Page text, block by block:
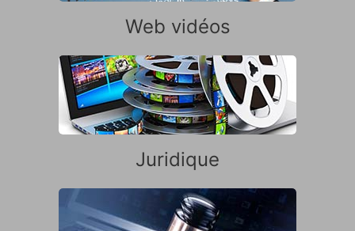
Web vidéos
Juridique